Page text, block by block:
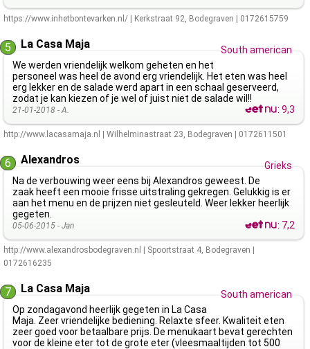
https://www.inhetbontevarken.nl/ Kerkstraat 92, Bodegraven 0172615759
5 La Casa Maja
South american
We werden vriendelijk welkom geheten en het
personeel was heel de avond erg vriendelijk. Het eten was heel
erg lekker en de salade werd apart in een schaal geserveerd,
zodat je kan kiezen of je wel of juist niet de salade wil!!
21-01-2018 -A. :9,3
http://www.lacasamaja.nl Wilhelminastraat 23, Bodegraven 0172611501
6 Alexandros
Grieks
Na de verbouwing weer eens bij Alexandros geweest. De
zaak heeft een mooie frisse uitstraling gekregen. Gelukkig is er
aan het menu en de prijzen niet gesleuteld. Weer lekker heerlijk
gegeten.
05-06-2015 - Jan : 7,2
http://www.alexandrosbodegraven.nl Spoortstraat 4, Bodegraven
0172616235
7 La Casa Maja
South american
Op zondagavond heerlijk gegeten in La Casa
Maja. Zeer vriendelijke bediening. Relaxte sfeer. Kwaliteit eten
zeer goed voor betaalbare prijs. De menukaart bevat gerechten
voor de kleine eter tot de grote eter (vleesmaaltijden tot 500